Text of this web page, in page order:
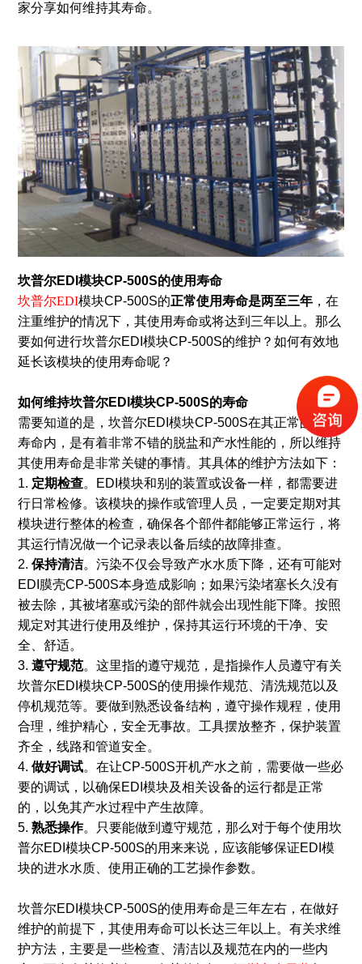
家分享如何维持其寿命。
坎普尔EDI模块CP-500S的使用寿命
坎普尔EDI模块CP-500S的正常使用寿命是两至三年，在
注重维护的情况下，其使用寿命或将达到三年以上。那么
要如何进行坎普尔EDI模块CP-500S的维护？如何有效地
延长该模块的使用寿命呢？
如何维持坎普尔EDI模块CP-500S的寿命
需要知道的是，坎普尔EDI模块CP-500S在其正常的使用
寿命内，是有着非常不错的脱盐和产水性能的，所以维持
其使用寿命是非常关键的事情。其具体的维护方法如下：
1. 定期检查。EDI模块和别的装置或设备一样，都需要进
行日常检修。该模块的操作或管理人员，一定要定期对其
模块进行整体的检查，确保各个部件都能够正常运行，将
其运行情况做一个记录表以备后续的故障排查。
2. 保持清洁。污染不仅会导致产水水质下降，还有可能对
EDI膜壳CP-500S本身造成影响；如果污染堵塞长久没有
被去除，其被堵塞或污染的部件就会出现性能下降。按照
规定对其进行使用及维护，保持其运行环境的干净、安
全、舒适。
3. 遵守规范。这里指的遵守规范，是指操作人员遵守有关
坎普尔EDI模块CP-500S的使用操作规范、清洗规范以及
停机规范等。要做到熟悉设备结构，遵守操作规程，使用
合理，维护精心，安全无事故。工具摆放整齐，保护装置
齐全，线路和管道安全。
4. 做好调试。在让CP-500S开机产水之前，需要做一些必
要的调试，以确保EDI模块及相关设备的运行都是正常
的，以免其产水过程中产生故障。
5. 熟悉操作。只要能做到遵守规范，那么对于每个使用坎
普尔EDI模块CP-500S的用来来说，应该能够保证EDI模
块的进水水质、使用正确的工艺操作参数。
坎普尔EDI模块CP-500S的使用寿命是三年左右，在做好
维护的前提下，其使用寿命可以长达三年以上。有关求维
护方法，主要是一些检查、清洁以及规范在内的一些内